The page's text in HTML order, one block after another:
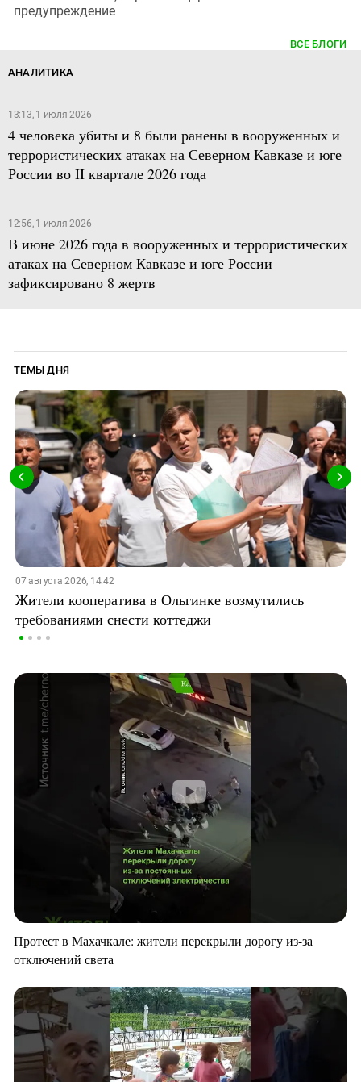
предупреждение
ВСЕ БЛОГИ
АНАЛИТИКА
13:13, 1 июля 2026
4 человека убиты и 8 были ранены в вооруженных и
террористических атаках на Северном Кавказе и юге
России во II квартале 2026 года
12:56, 1 июля 2026
В июне 2026 года в вооруженных и террористических
атаках на Северном Кавказе и юге России
зафиксировано 8 жертв
ТЕМЫ ДНЯ
07 августа 2026, 14:42
Жители кооператива в Ольгинке возмутились
требованиями снести коттеджи
Протест в Махачкале: жители перекрыли дорогу из-за
отключений света